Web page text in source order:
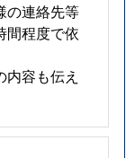
の連絡先等
間程度で依
容も伝え